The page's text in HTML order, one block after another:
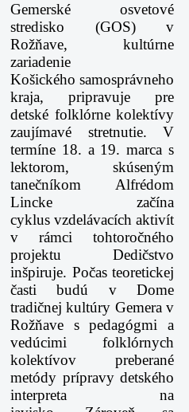
Gemerské osvetové
stredisko (GOS) v
Rožňave, kultúrne
zariadenie
Košického samosprávneho
kraja, pripravuje pre
detské folklórne kolektívy
zaujímavé stretnutie. V
termíne 18. a 19. marca s
lektorom, skúseným
tanečníkom Alfrédom
Lincke začína
cyklus vzdelávacích aktivít
v rámci tohtoročného
projektu Dedičstvo
inšpiruje. Počas teoretickej
časti budú v Dome
tradičnej kultúry Gemera v
Rožňave s pedagógmi a
vedúcimi folklórnych
kolektívov preberané
metódy prípravy detského
interpreta na